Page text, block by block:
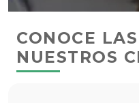
CONOCE
NUESTROS